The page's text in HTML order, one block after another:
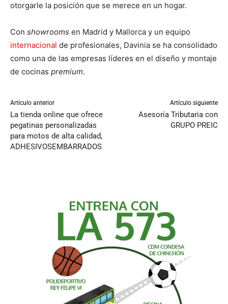
otorgarle la posición que se merece en un hogar.
Con showrooms en Madrid y Mallorca y un equipo
internacional de profesionales, Davinia se ha consolidado
como una de las empresas líderes en el diseño y montaje
de cocinas premium.
Artículo anterior
La tienda online que ofrece
pegatinas personalizadas
para motos de alta calidad,
ADHESIVOSEMBARRADOS
Artículo siguiente
Asesoría Tributaria con
GRUPO PREIC